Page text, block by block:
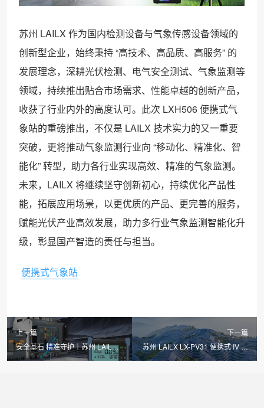
苏州 LAILX 作为国内检测设备与气象传感设备领域的
创新型企业，始终秉持 “高技术、高品质、高服务” 的
发展理念，深耕光伏检测、电气安全测试、气象监测等
领域，持续推出贴合市场需求、性能卓越的创新产品，
收获了行业内外的高度认可。此次 LXH506 便携式气
象站的重磅推出，不仅是 LAILX 技术实力的又一重要
突破，更将推动气象监测行业向 “移动化、精准化、智
能化” 转型，助力各行业实现高效、精准的气象监测。
未来，LAILX 将继续坚守创新初心，持续优化产品性
能，拓展应用场景，以更优质的产品、更完善的服务，
赋能光伏产业高效发展，助力多行业气象监测智能化升
级，彰显国产智造的责任与担当。
便携式气象站
上一篇
安全基石 精准守护｜苏州 LAILX
LXH601 绝缘接地综合测试仪筑牢
下一篇
苏州 LAILX LX-PV31 便携式 IV 测
试仪：1500V 高压精准检测，赋